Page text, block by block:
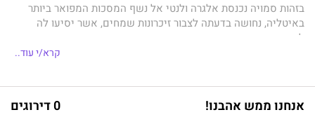
בזהות סמויה נכנסת אלגרה ולנטי אל נשף המסכות המפואר ביותר
באיטליה, נחושה בדעתה לצבור זיכרונות שמחים, אשר יסיעו לה
להתמודד עם אירוסיה הקרבים ובאים שאורגנו בקור רוח. אך
השלכותיו של מפגש מלא תשוקה עם זר עוטה מסיכה קרעו את חייה
הדוכס הספרדי המהורהר כריסטיאן אקוסטה אינו מצליח להאמין
קרא/י עוד..
אנחנו ממש אהבנו! 0 דירוגים